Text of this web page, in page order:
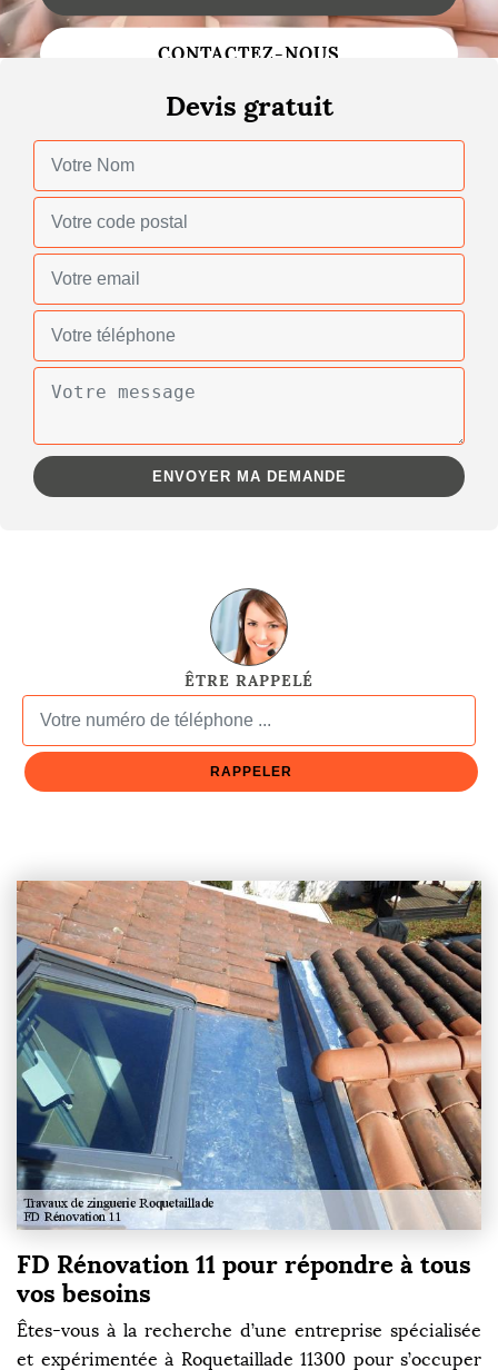
Changement de toiture
Gouttières
Réparation de toiture
CONTACTEZ-NOUS
Devis gratuit
ÊTRE RAPPELÉ
FD Rénovation 11 pour répondre à tous
vos besoins
Êtes-vous à la recherche d’une entreprise spécialisée
et expérimentée à Roquetaillade 11300 pour s’occuper